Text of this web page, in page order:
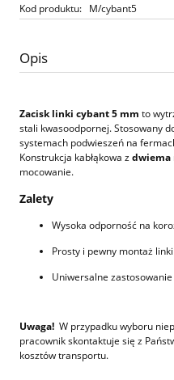
Kod produktu: M/cybant5
Opis
Zacisk linki cybant 5 mm to
stali kwasoodpornej. Stosowany
systemach podwieszeń na
Konstrukcja kabłąkowa zdwiema
mocowanie.
Zalety
Wysoka odporność na
Prosty i pewny montaż
Uniwersalne
Uwaga! W przypadku wyboru
pracownik skontaktuje się z
kosztów transportu.